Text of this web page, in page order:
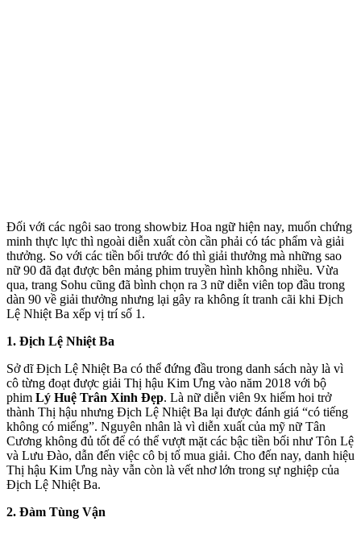
Đối với các ngôi sao trong showbiz Hoa ngữ hiện nay, muốn chứng
minh thực lực thì ngoài diễn xuất còn cần phải có tác phẩm và giải
thưởng. So với các tiền bối trước đó thì giải thưởng mà những sao
nữ 90 đã đạt được bên mảng phim truyền hình không nhiều. Vừa
qua, trang Sohu cũng đã bình chọn ra 3 nữ diễn viên top đầu trong
dàn 90 về giải thưởng nhưng lại gây ra không ít tranh cãi khi Địch
Lệ Nhiệt Ba xếp vị trí số 1.
1. Địch Lệ Nhiệt Ba
Sở dĩ Địch Lệ Nhiệt Ba có thể đứng đầu trong danh sách này là vì
cô từng đoạt được giải Thị hậu Kim Ưng vào năm 2018 với bộ
phim Lý Huệ Trân Xinh Đẹp. Là nữ diễn viên 9x hiếm hoi trở
thành Thị hậu nhưng Địch Lệ Nhiệt Ba lại được đánh giá “có tiếng
không có miếng”. Nguyên nhân là vì diễn xuất của m‌ỹ n‌ữ Tân
Cương không đủ tốt để có thể vượt mặt các bậc tiền bối như Tôn Lệ
và Lưu Đào, dẫn đến việc cô bị tố mua giải. Cho đến nay, danh hiệu
Thị hậu Kim Ưng này vẫn còn là vết nhơ lớn trong sự nghiệp của
Địch Lệ Nhiệt Ba.
2. Đàm Tùng Vận